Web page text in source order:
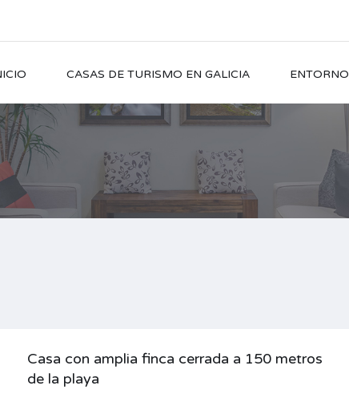
CASAS DE TURISMO EN GALICIA ENTORNO
Casa con amplia finca cerrada a 150 metros
de la playa